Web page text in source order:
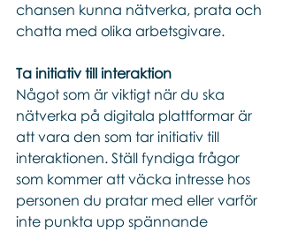
chansen kunna nätverka, prata och
chatta med olika arbetsgivare.
Ta initiativ till interaktion
Något som är viktigt när du ska
nätverka på digitala plattformar är
att vara den som tar initiativ till
interaktionen. Ställ fyndiga frågor
som kommer att väcka intresse hos
personen du pratar med eller varför
inte punkta upp spännande